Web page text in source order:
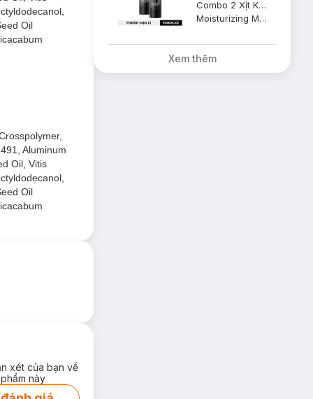
Oil
Aluminum
Oil, Vitis
Oil
xét của bạn về
này
Combo 2 Xịt Khoá Makeup Pramy Cấp Ẩm Mịn Lì 100ml
Moisturizing Makeup Setting Spray (Matte Finish)
Xem thêm